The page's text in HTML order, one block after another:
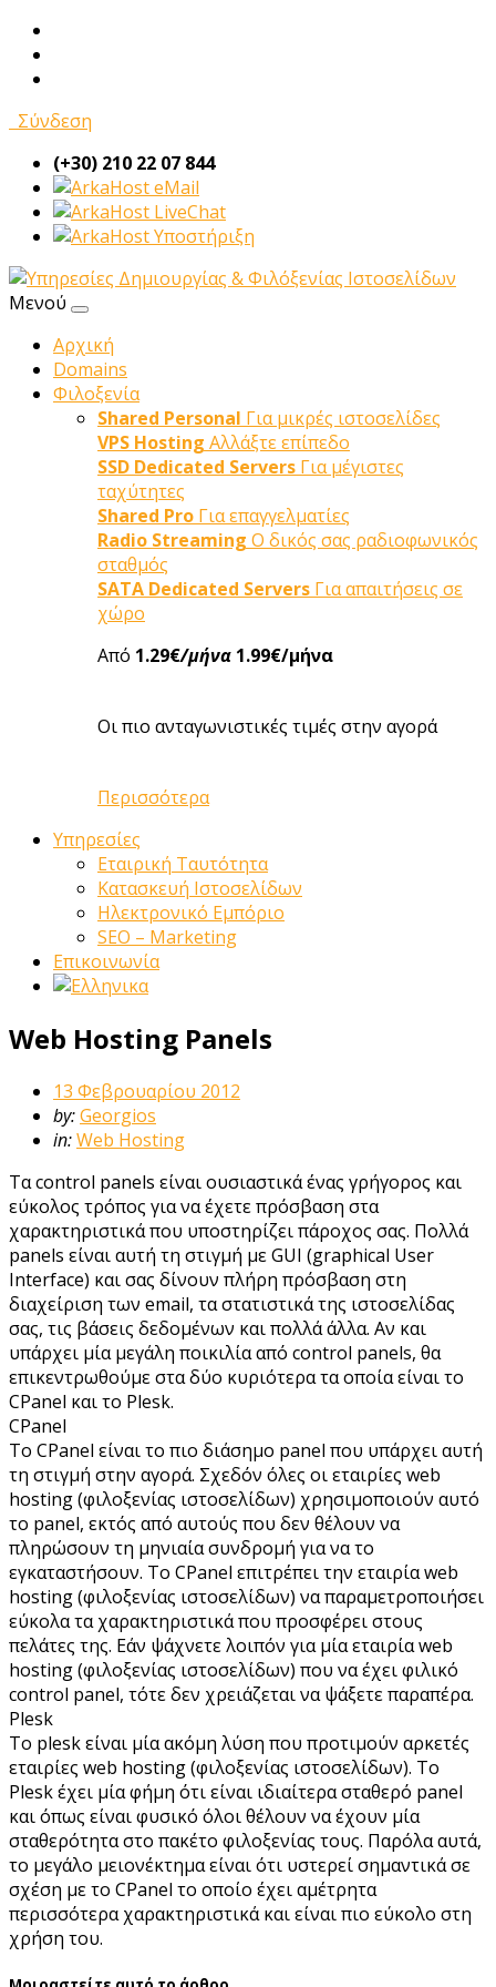
Σύνδεση
(+30) 210 22 07 844
eMail
LiveChat
Υποστήριξη
Μενού
Αρχική
Domains
Φιλοξενία
Shared Personal Για μικρές ιστοσελίδες
VPS Hosting Αλλάξτε επίπεδο
SSD Dedicated Servers Για μέγιστες
ταχύτητες
Shared Pro Για επαγγελματίες
Radio Streaming Ο δικός σας ραδιοφωνικός
σταθμός
SATA Dedicated Servers Για απαιτήσεις σε
χώρο
Από 1.29€/μήνα 1.99€/μήνα
Οι πιο ανταγωνιστικές τιμές στην αγορά
Περισσότερα
Υπηρεσίες
Εταιρική Ταυτότητα
Κατασκευή Ιστοσελίδων
Ηλεκτρονικό Εμπόριο
SEO – Marketing
Επικοινωνία
Web Hosting Panels
13 Φεβρουαρίου 2012
by:Georgios
in:Web Hosting
Τα control panels είναι ουσιαστικά ένας γρήγορος και
εύκολος τρόπος για να έχετε πρόσβαση στα
χαρακτηριστικά που υποστηρίζει πάροχος σας. Πολλά
panels είναι αυτή τη στιγμή με GUI (graphical User
Interface) και σας δίνουν πλήρη πρόσβαση στη
διαχείριση των email, τα στατιστικά της ιστοσελίδας
σας, τις βάσεις δεδομένων και πολλά άλλα. Αν και
υπάρχει μία μεγάλη ποικιλία από control panels, θα
επικεντρωθούμε στα δύο κυριότερα τα οποία είναι το
CPanel και το Plesk.
CPanel
Το CPanel είναι το πιο διάσημο panel που υπάρχει αυτή
τη στιγμή στην αγορά. Σχεδόν όλες οι εταιρίες web
hosting (φιλοξενίας ιστοσελίδων) χρησιμοποιούν αυτό
το panel, εκτός από αυτούς που δεν θέλουν να
πληρώσουν τη μηνιαία συνδρομή για να το
εγκαταστήσουν. Το CPanel επιτρέπει την εταιρία web
hosting (φιλοξενίας ιστοσελίδων) να παραμετροποιήσει
εύκολα τα χαρακτηριστικά που προσφέρει στους
πελάτες της. Εάν ψάχνετε λοιπόν για μία εταιρία web
hosting (φιλοξενίας ιστοσελίδων) που να έχει φιλικό
control panel, τότε δεν χρειάζεται να ψάξετε παραπέρα.
Plesk
Το plesk είναι μία ακόμη λύση που προτιμούν αρκετές
εταιρίες web hosting (φιλοξενίας ιστοσελίδων). Το
Plesk έχει μία φήμη ότι είναι ιδιαίτερα σταθερό panel
και όπως είναι φυσικό όλοι θέλουν να έχουν μία
σταθερότητα στο πακέτο φιλοξενίας τους. Παρόλα αυτά,
το μεγάλο μειονέκτημα είναι ότι υστερεί σημαντικά σε
σχέση με το CPanel το οποίο έχει αμέτρητα
περισσότερα χαρακτηριστικά και είναι πιο εύκολο στη
χρήση του.